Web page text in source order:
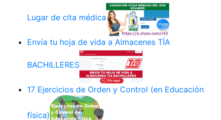
Lugar de cita médica
Envía tu hoja de vida a Almacenes TÍA
BACHILLERES
17 Ejercicios de Orden y Control (en Educación
física)